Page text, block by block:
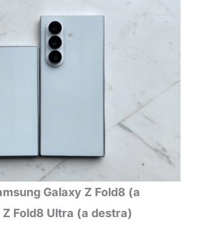
Galaxy Z Fold8 (a
Fold8 Ultra (a destra)